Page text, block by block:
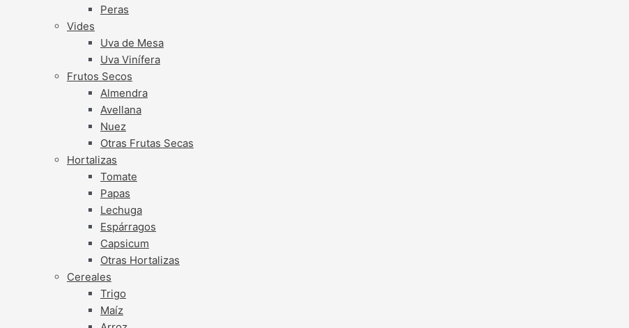
Peras
Vides
Uva de Mesa
Uva Vinífera
Frutos Secos
Almendra
Avellana
Nuez
Otras Frutas Secas
Hortalizas
Tomate
Papas
Lechuga
Espárragos
Capsicum
Otras Hortalizas
Cereales
Trigo
Maíz